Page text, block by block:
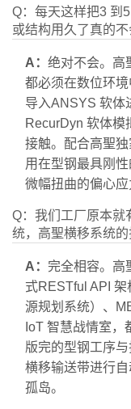
Q：每天这样把3 到
或结构用久了真的不
A： 绝对不会。高
都必须在数位环
导入ANSYS 软体
RecurDyn 软体模
接触。配合高聖
用在型钢最具刚
微幅扭曲的偏心应
Q：我们工厂原本就
统，高聖横移系统的
A： 完全相容。高
式RESTful API
源规划系统）、
IoT 智慧战情室
版完的型钢工序
横移输送带进行
孤岛。